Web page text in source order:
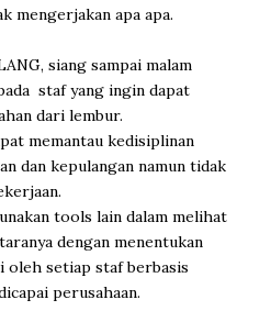
mengerjakan apa apa.
siang sampai malam
staf yang ingin dapat
dari lembur.
memantau kedisiplinan
dan kepulangan namun tidak
tools lain dalam melihat
dengan menentukan
oleh setiap staf berbasis
perusahaan.